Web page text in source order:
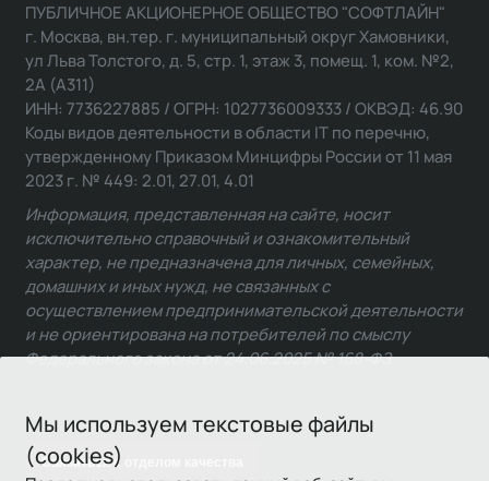
Мы используем текстовые файлы
(cookies)
Связаться с отделом качества
ПУБЛИЧНОЕ АКЦИОНЕРНОЕ ОБЩЕСТВО "СОФТЛАЙН"
г. Москва, вн.тер. г. муниципальный округ Хамовники,
ул Льва Толстого, д. 5, стр. 1, этаж 3, помещ. 1, ком. №2,
2А (А311)
ИНН: 7736227885 / ОГРН: 1027736009333 / ОКВЭД: 46.90
Коды видов деятельности в области IT по перечню,
утвержденному Приказом Минцифры России от 11 мая
2023 г. № 449: 2.01, 27.01, 4.01
Информация, представленная на сайте, носит
исключительно справочный и ознакомительный
характер, не предназначена для личных, семейных,
домашних и иных нужд, не связанных с
осуществлением предпринимательской деятельности
и не ориентирована на потребителей по смыслу
Федерального закона от 24.06.2025 № 168-ФЗ.